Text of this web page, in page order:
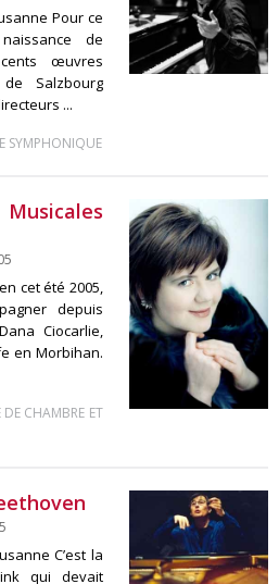
Pour ce
de
œuvres
Salzbourg
...
SYMPHONIQUE
cet été 2005,
depuis
Ciocarlie,
en Morbihan.
CHAMBRE ET
C’est la
qui devait